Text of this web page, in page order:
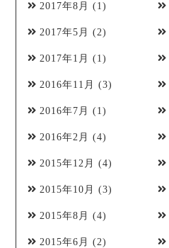
2017年8月 (1)
2017年5月 (2)
2017年1月 (1)
2016年11月 (3)
2016年7月 (1)
2016年2月 (4)
2015年12月 (4)
2015年10月 (3)
2015年8月 (4)
2015年6月 (2)